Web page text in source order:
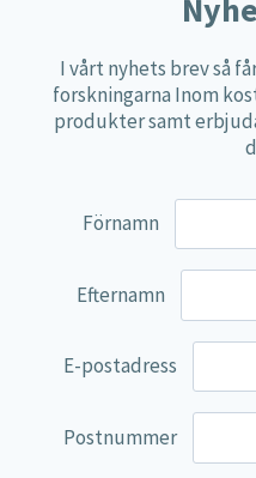
100% Natural
EVP Nutrition
Multi Nutrient
Lamberts
Svenska Örtmedicinska
Kenkou Selfcare
I vårt nyhets brev så
forskningarna Inom
produkter samt
Förnamn
Efternamn
E-postadress
Postnummer